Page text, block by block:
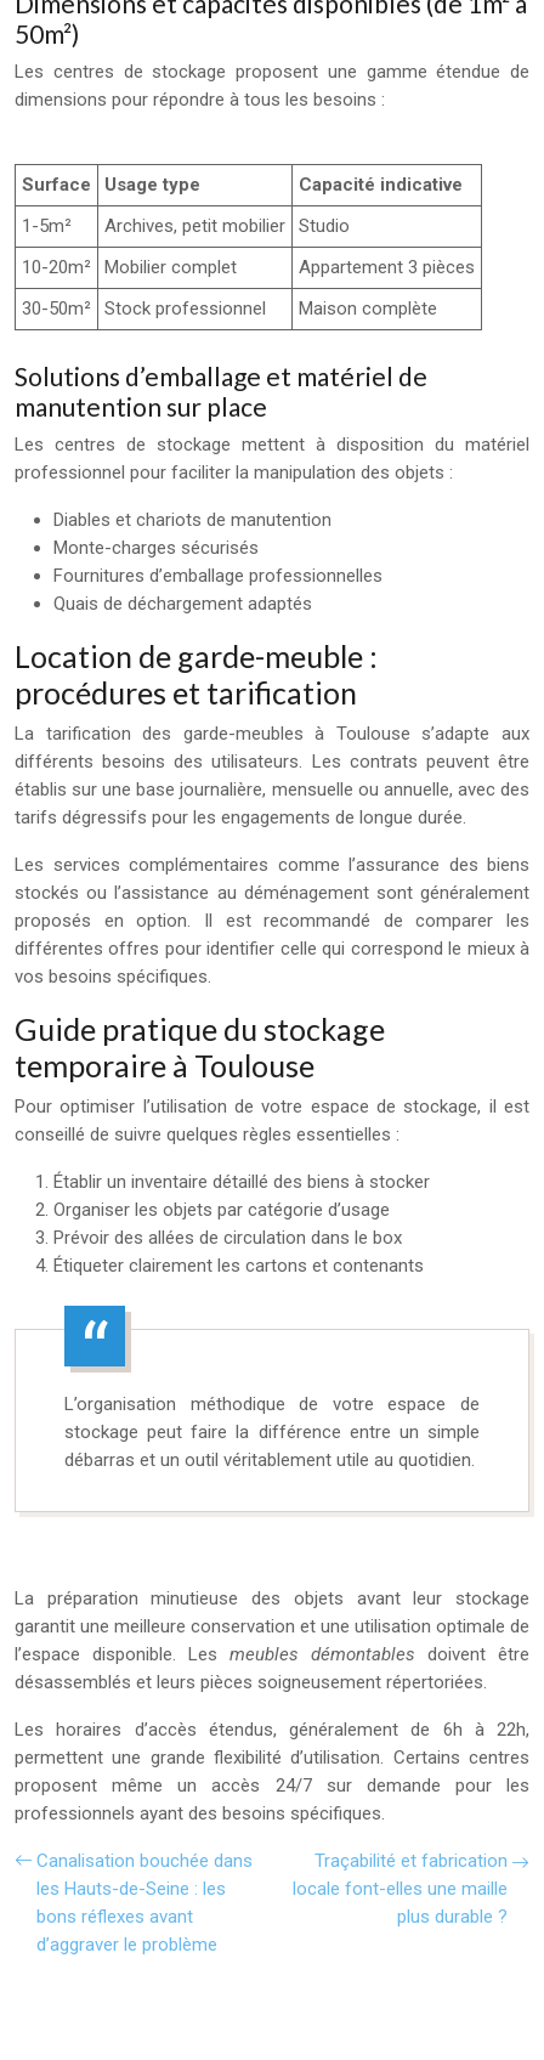
50m²)
Les centres de stockage proposent une gamme étendue de
dimensions pour répondre à tous les besoins :
Surface Usage type
Capacité indicative
1-5m²
Archives, petit mobilier
Studio
10-20m²
Mobilier complet
Appartement 3 pièces
30-50m²
Stock professionnel Maison complète
Solutions d’emballage et matériel de
manutention sur place
Les centres de stockage mettent à disposition du matériel
professionnel pour faciliter la manipulation des objets :
Diables et chariots de manutention
Monte-charges sécurisés
Fournitures d’emballage professionnelles
Quais de déchargement adaptés
Location de garde-meuble :
procédures et tarification
La tarification des garde-meubles à Toulouse s’adapte aux
différents besoins des utilisateurs. Les contrats peuvent être
établis sur une base journalière, mensuelle ou annuelle, avec des
tarifs dégressifs pour les engagements de longue durée.
Les services complémentaires comme l’assurance des biens
stockés ou l’assistance au déménagement sont généralement
proposés en option. Il est recommandé de comparer les
différentes offres pour identifier celle qui correspond le mieux à
vos besoins spécifiques.
Guide pratique du stockage
temporaire à Toulouse
Pour optimiser l’utilisation de votre espace de stockage, il est
conseillé de suivre quelques règles essentielles :
Établir un inventaire détaillé des biens à stocker
Organiser les objets par catégorie d’usage
Prévoir des allées de circulation dans le box
Étiqueter clairement les cartons et contenants
L’organisation méthodique de votre espace de
stockage peut faire la différence entre un simple
débarras et un outil véritablement utile au quotidien.
La préparation minutieuse des objets avant leur stockage
garantit une meilleure conservation et une utilisation optimale de
l’espace disponible. Les meubles démontables doivent être
désassemblés et leurs pièces soigneusement répertoriées.
Les horaires d’accès étendus, généralement de 6h à 22h,
permettent une grande flexibilité d’utilisation. Certains centres
proposent même un accès 24/7 sur demande pour les
professionnels ayant des besoins spécifiques.
Canalisation bouchée dans
les Hauts-de-Seine : les
bons réflexes avant
d’aggraver le problème
Traçabilité et fabrication
locale font-elles une maille
plus durable ?